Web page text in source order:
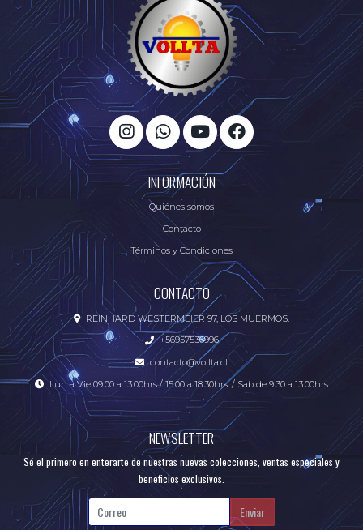
INFORMACIÓN
Quiénes somos
Contacto
Términos y Condiciones
CONTACTO
REINHARD WESTERMEIER 97, LOS MUERMOS.
+56957536996
contacto@vollta.cl
Lun a Vie 09:00 a 13:00hrs / 15:00 a 18:30hrs. / Sab de 9:30 a 13:00hrs
NEWSLETTER
Sé el primero en enterarte de nuestras nuevas colecciones, ventas especiales y
beneficios exclusivos.
Enviar